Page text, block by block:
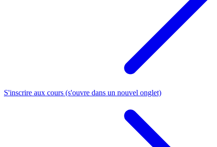
S'inscrire aux cours (s'ouvre dans un nouvel onglet)